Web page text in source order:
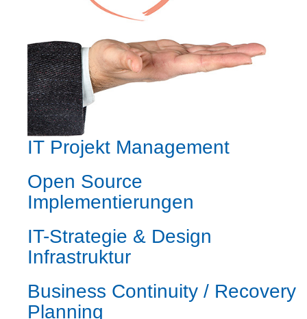
IT Projekt Management
Open Source
Implementierungen
IT-Strategie & Design
Infrastruktur
Business Continuity / Recovery
Planning